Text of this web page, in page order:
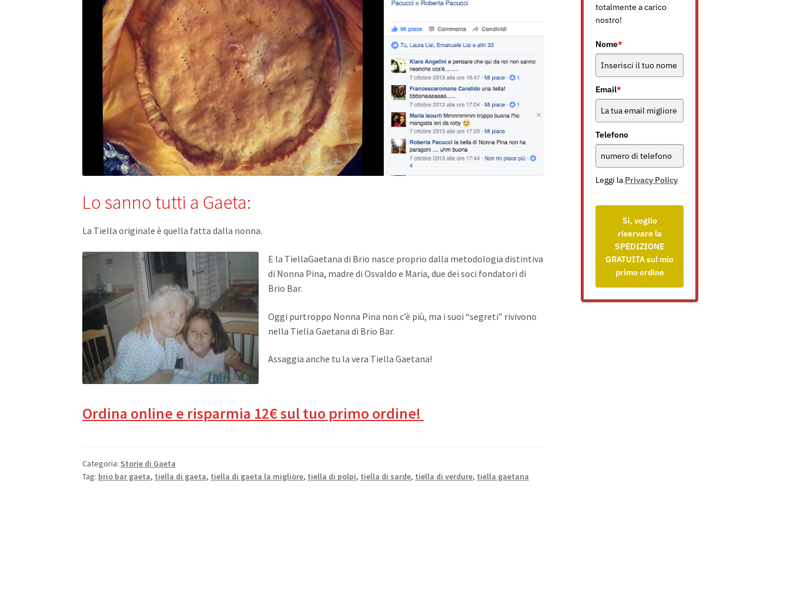
Lo sanno tutti a Gaeta:
La Tiella originale è quella fatta dalla nonna.
E la TiellaGaetana di Brio nasce proprio dalla metodologia distintiva
di Nonna Pina, madre di Osvaldo e Maria, due dei soci fondatori di
Brio Bar.
Oggi purtroppo Nonna Pina non c’è più, ma i suoi “segreti” rivivono
nella Tiella Gaetana di Brio Bar.
Assaggia anche tu la vera Tiella Gaetana!
Ordina online e risparmia 12€ sul tuo primo ordine!
Categoria: Storie di Gaeta
Tag: brio bar gaeta, tiella di gaeta, tiella di gaeta la migliore, tiella di polpi, tiella di sarde, tiella di verdure, tiella gaetana
totalmente a carico
nostro!
Nome*
Email*
Telefono
Leggi la Privacy Policy
Sì, voglio
riservare la
SPEDIZIONE
GRATUITA sul mio
primo ordine